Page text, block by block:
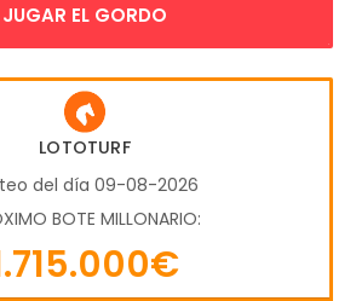
JUGAR EL GORDO
LOTOTURF
del día 09-08-2026
BOTE MILLONARIO: